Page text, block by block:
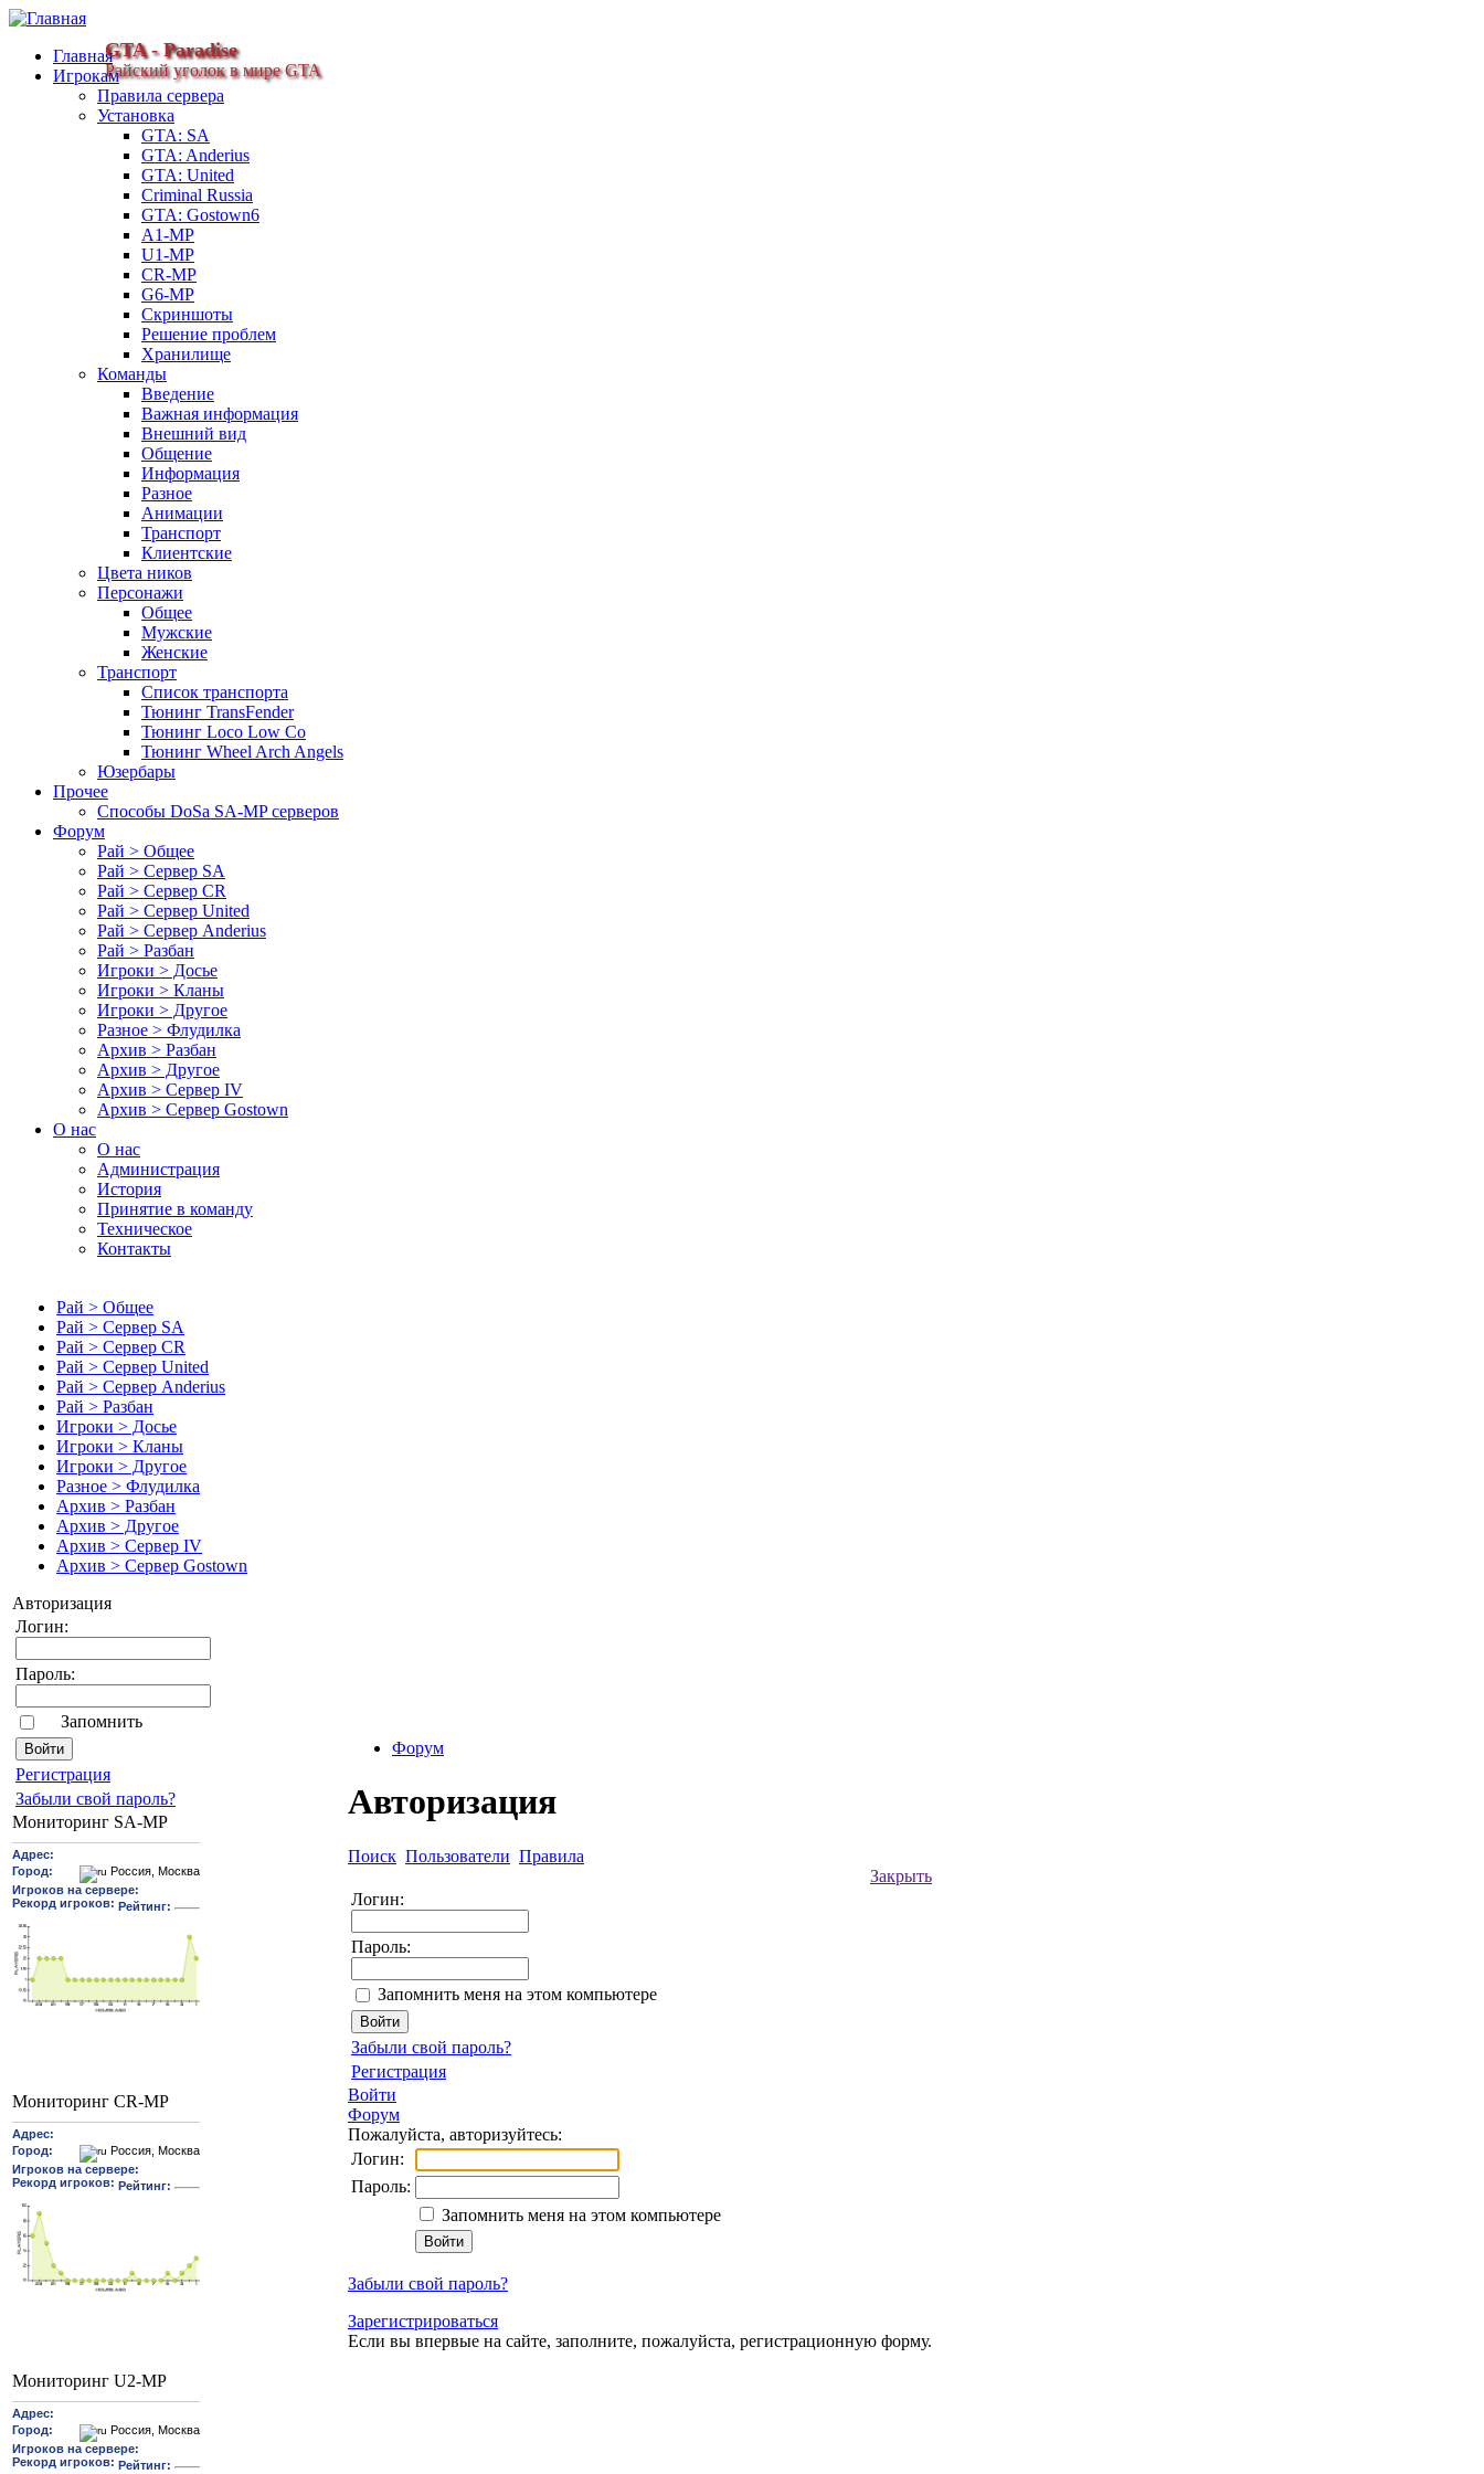
GTA - Paradise
Райский уголок в мире GTA
Главная
Игрокам
Правила сервера
Установка
GTA: SA
GTA: Anderius
GTA: United
Criminal Russia
GTA: Gostown6
A1-MP
U1-MP
CR-MP
G6-MP
Скриншоты
Решение проблем
Хранилище
Команды
Введение
Важная информация
Внешний вид
Общение
Информация
Разное
Анимации
Транспорт
Клиентские
Цвета ников
Персонажи
Общее
Мужские
Женские
Транспорт
Список транспорта
Тюнинг TransFender
Тюнинг Loco Low Co
Тюнинг Wheel Arch Angels
Юзербары
Прочее
Cпособы DoSа SA-MP серверов
Форум
Рай > Общее
Рай > Сервер SA
Рай > Сервер CR
Рай > Сервер United
Рай > Сервер Anderius
Рай > Разбан
Игроки > Досье
Игроки > Кланы
Игроки > Другое
Разное > Флудилка
Архив > Разбан
Архив > Другое
Архив > Сервер IV
Архив > Сервер Gostown
О нас
О нас
Администрация
История
Принятие в команду
Техническое
Контакты
Рай > Общее
Рай > Сервер SA
Рай > Сервер CR
Рай > Сервер United
Рай > Сервер Anderius
Рай > Разбан
Игроки > Досье
Игроки > Кланы
Игроки > Другое
Разное > Флудилка
Архив > Разбан
Архив > Другое
Архив > Сервер IV
Архив > Сервер Gostown
Авторизация
Логин:
Пароль:
Запомнить
Pегиcтрaция
Забыли свой пароль?
Мониторинг SA-MP
Мониторинг CR-MP
Мониторинг U2-MP
Форум
Авторизация
Поиск Пользователи Правила
Закрыть
Логин:
Пароль:
Запомнить меня на этом компьютере
Забыли свой пароль?
Регистрация
Войти
Форум
Пожалуйста, авторизуйтесь:
Логин:
Пароль:
Запомнить меня на этом компьютере
Забыли свой пароль?
Зарегистрироваться
Если вы впервые на сайте, заполните, пожалуйста, регистрационную форму.